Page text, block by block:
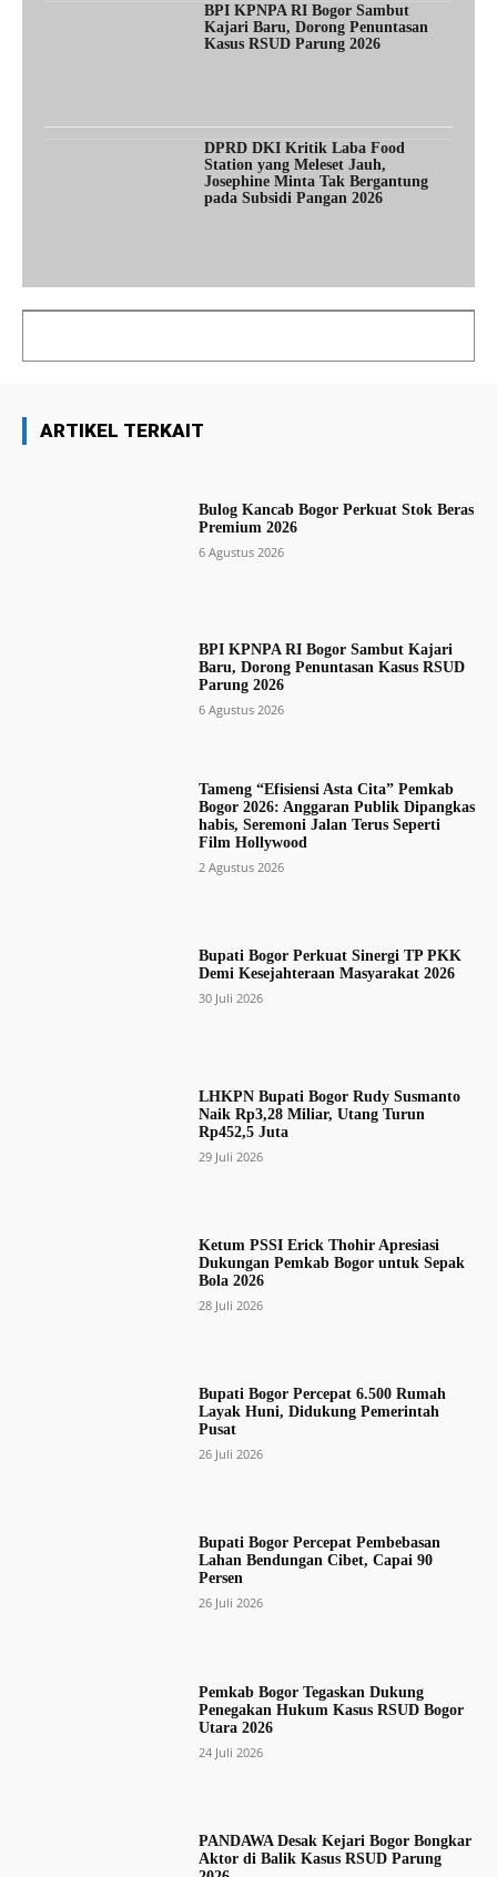
BPI KPNPA RI Bogor Sambut
Kajari Baru, Dorong Penuntasan
Kasus RSUD Parung 2026
DPRD DKI Kritik Laba Food
Station yang Meleset Jauh,
Josephine Minta Tak Bergantung
pada Subsidi Pangan 2026
ARTIKEL TERKAIT
Bulog Kancab Bogor Perkuat Stok Beras
Premium 2026
6 Agustus 2026
BPI KPNPA RI Bogor Sambut Kajari
Baru, Dorong Penuntasan Kasus RSUD
Parung 2026
6 Agustus 2026
Tameng “Efisiensi Asta Cita” Pemkab
Bogor 2026: Anggaran Publik Dipangkas
habis, Seremoni Jalan Terus Seperti
Film Hollywood
2 Agustus 2026
Bupati Bogor Perkuat Sinergi TP PKK
Demi Kesejahteraan Masyarakat 2026
30 Juli 2026
LHKPN Bupati Bogor Rudy Susmanto
Naik Rp3,28 Miliar, Utang Turun
Rp452,5 Juta
29 Juli 2026
Ketum PSSI Erick Thohir Apresiasi
Dukungan Pemkab Bogor untuk Sepak
Bola 2026
28 Juli 2026
Bupati Bogor Percepat 6.500 Rumah
Layak Huni, Didukung Pemerintah
Pusat
26 Juli 2026
Bupati Bogor Percepat Pembebasan
Lahan Bendungan Cibet, Capai 90
Persen
26 Juli 2026
Pemkab Bogor Tegaskan Dukung
Penegakan Hukum Kasus RSUD Bogor
Utara 2026
24 Juli 2026
PANDAWA Desak Kejari Bogor Bongkar
Aktor di Balik Kasus RSUD Parung